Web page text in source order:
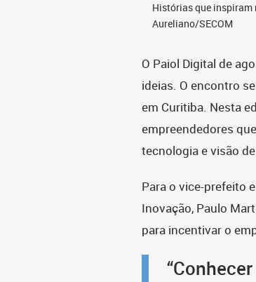
Histórias que
Aureliano/SECOM
O Paiol Digital de
ideias. O encontro
em Curitiba. Nesta
empreendedores
tecnologia e visão
Para o vice-prefeito
Inovação, Paulo
para incentivar o